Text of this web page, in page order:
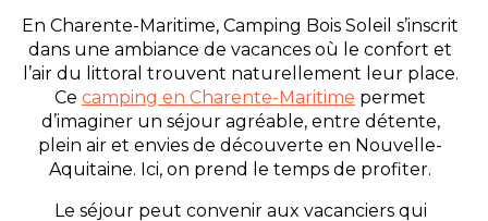
En Charente-Maritime, Camping Bois Soleil s’inscrit
dans une ambiance de vacances où le confort et
l’air du littoral trouvent naturellement leur place.
Ce camping en Charente-Maritime permet
d’imaginer un séjour agréable, entre détente,
plein air et envies de découverte en Nouvelle-
Aquitaine. Ici, on prend le temps de profiter.
Le séjour peut convenir aux vacanciers qui